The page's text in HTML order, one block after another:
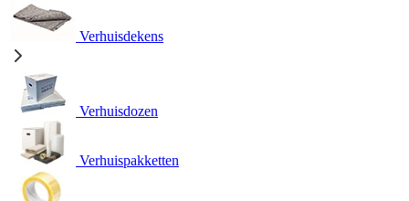
Verhuisdekens
Verhuisdozen
Verhuispakketten